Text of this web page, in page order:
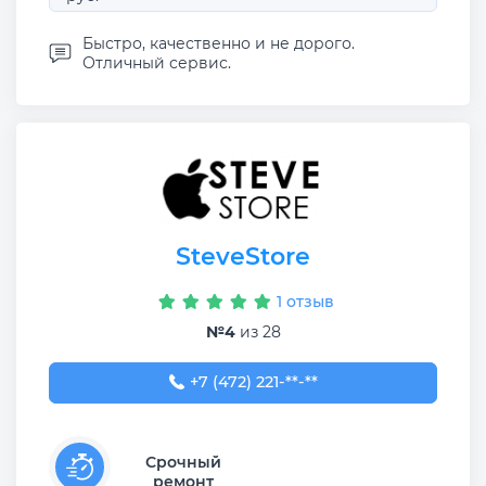
Быстро, качественно и не дорого.
Отличный сервис.
SteveStore
1 отзыв
№4из 28
+7 (472) 221-92-16
+7 (472) 221-**-**
Срочный
ремонт